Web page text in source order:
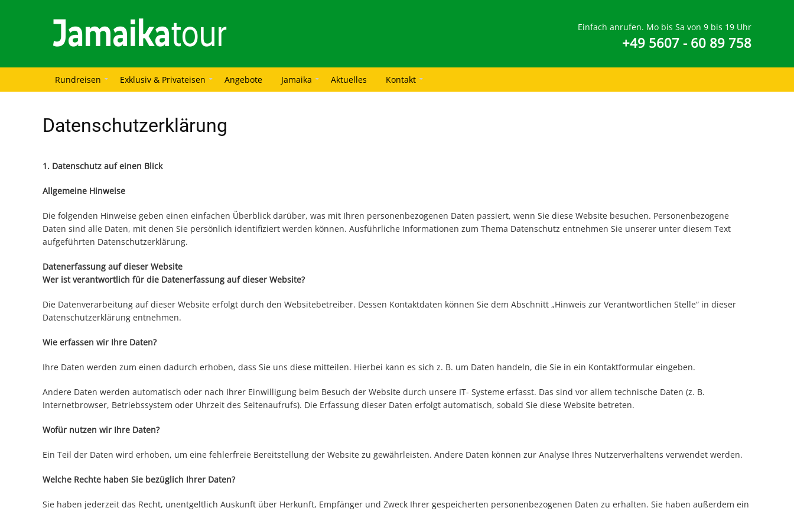
Einfach anrufen. Mo bis Sa von 9 bis 19 Uhr
+49 5607 - 60 89 758
Rundreisen Exklusiv & Privateisen Angebote Jamaika Aktuelles Kontakt
Datenschutzerklärung
1. Datenschutz auf einen Blick
Allgemeine Hinweise
Die folgenden Hinweise geben einen einfachen Überblick darüber, was mit Ihren personenbezogenen Daten passiert, wenn Sie diese Website besuchen. Personenbezogene
Daten sind alle Daten, mit denen Sie persönlich identifiziert werden können. Ausführliche Informationen zum Thema Datenschutz entnehmen Sie unserer unter diesem Text
aufgeführten Datenschutzerklärung.
Datenerfassung auf dieser Website
Wer ist verantwortlich für die Datenerfassung auf dieser Website?
Die Datenverarbeitung auf dieser Website erfolgt durch den Websitebetreiber. Dessen Kontaktdaten können Sie dem Abschnitt „Hinweis zur Verantwortlichen Stelle“ in dieser
Datenschutzerklärung entnehmen.
Wie erfassen wir Ihre Daten?
Ihre Daten werden zum einen dadurch erhoben, dass Sie uns diese mitteilen. Hierbei kann es sich z. B. um Daten handeln, die Sie in ein Kontaktformular eingeben.
Andere Daten werden automatisch oder nach Ihrer Einwilligung beim Besuch der Website durch unsere IT- Systeme erfasst. Das sind vor allem technische Daten (z. B.
Internetbrowser, Betriebssystem oder Uhrzeit des Seitenaufrufs). Die Erfassung dieser Daten erfolgt automatisch, sobald Sie diese Website betreten.
Wofür nutzen wir Ihre Daten?
Ein Teil der Daten wird erhoben, um eine fehlerfreie Bereitstellung der Website zu gewährleisten. Andere Daten können zur Analyse Ihres Nutzerverhaltens verwendet werden.
Welche Rechte haben Sie bezüglich Ihrer Daten?
Sie haben jederzeit das Recht, unentgeltlich Auskunft über Herkunft, Empfänger und Zweck Ihrer gespeicherten personenbezogenen Daten zu erhalten. Sie haben außerdem ein